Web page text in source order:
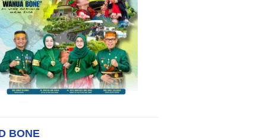
BONE